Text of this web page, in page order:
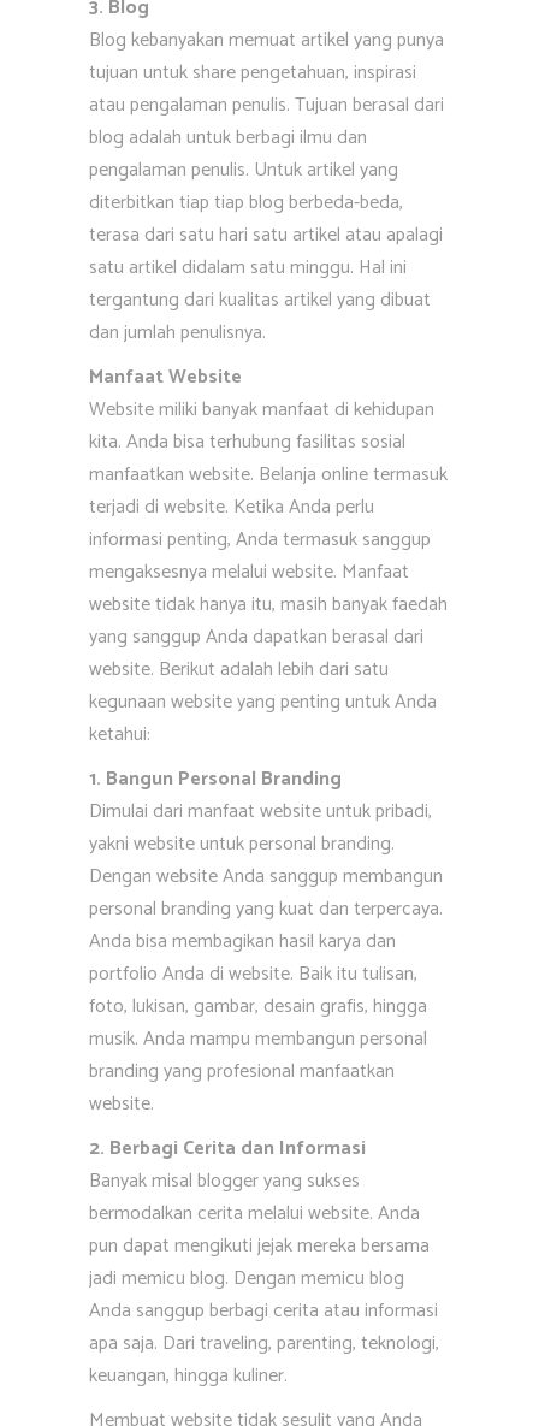
3. Blog
Blog kebanyakan memuat artikel yang punya
tujuan untuk share pengetahuan, inspirasi
atau pengalaman penulis. Tujuan berasal dari
blog adalah untuk berbagi ilmu dan
pengalaman penulis. Untuk artikel yang
diterbitkan tiap tiap blog berbeda-beda,
terasa dari satu hari satu artikel atau apalagi
satu artikel didalam satu minggu. Hal ini
tergantung dari kualitas artikel yang dibuat
dan jumlah penulisnya.
Manfaat Website
Website miliki banyak manfaat di kehidupan
kita. Anda bisa terhubung fasilitas sosial
manfaatkan website. Belanja online termasuk
terjadi di website. Ketika Anda perlu
informasi penting, Anda termasuk sanggup
mengaksesnya melalui website. Manfaat
website tidak hanya itu, masih banyak faedah
yang sanggup Anda dapatkan berasal dari
website. Berikut adalah lebih dari satu
kegunaan website yang penting untuk Anda
ketahui:
1. Bangun Personal Branding
Dimulai dari manfaat website untuk pribadi,
yakni website untuk personal branding.
Dengan website Anda sanggup membangun
personal branding yang kuat dan terpercaya.
Anda bisa membagikan hasil karya dan
portfolio Anda di website. Baik itu tulisan,
foto, lukisan, gambar, desain grafis, hingga
musik. Anda mampu membangun personal
branding yang profesional manfaatkan
website.
2. Berbagi Cerita dan Informasi
Banyak misal blogger yang sukses
bermodalkan cerita melalui website. Anda
pun dapat mengikuti jejak mereka bersama
jadi memicu blog. Dengan memicu blog
Anda sanggup berbagi cerita atau informasi
apa saja. Dari traveling, parenting, teknologi,
keuangan, hingga kuliner.